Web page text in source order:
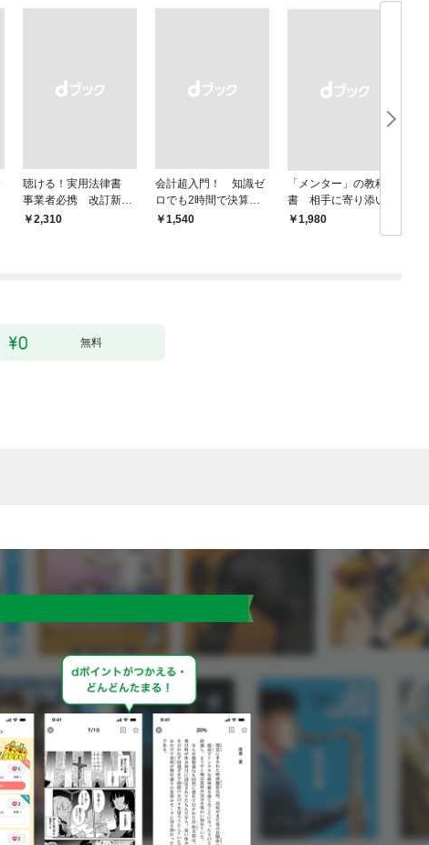
聴ける！実用法律書
事業者必携 改訂新
版 中小企業のための
￥2,310
会計超入門！ 知識ゼ
ロでも2時間で決算書
が読めるようになる！
￥1,540
「メンター」の教科
書 相手に寄り添いな
がら成長を後押しする
￥1,980
無料